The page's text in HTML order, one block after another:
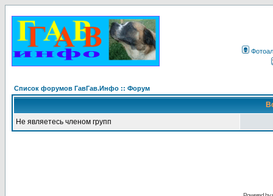
Список форумов ГавГав.Инфо :: Форум
Не являетесь членом групп